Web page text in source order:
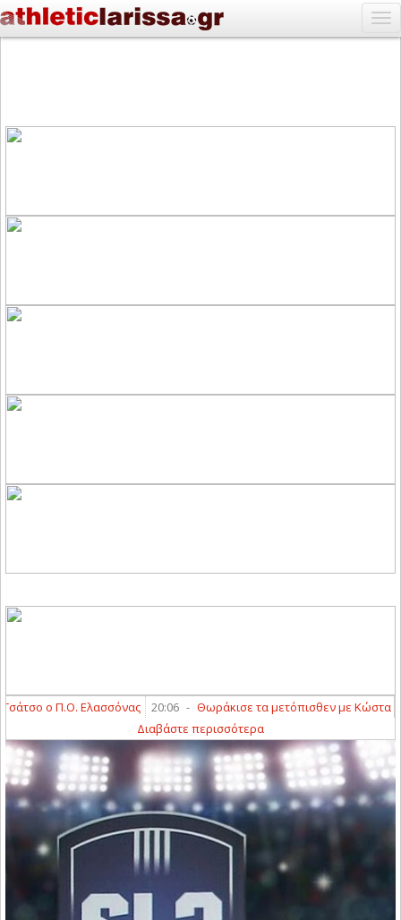
ο Π.Ο. Ελασσόνας 20:06 - Θωράκισε τα μετόπισθεν με Κώστα
Διαβάστε περισσότερα